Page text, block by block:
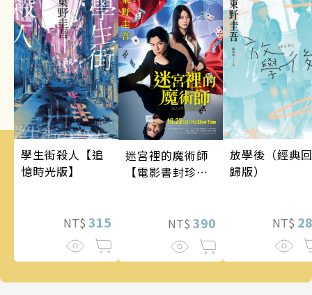
學生街殺人【追
憶時光版】
NT$ 315
迷宮裡的魔術師
【電影書封珍藏
NT$ 390
放學後（經典回
歸版）
NT$